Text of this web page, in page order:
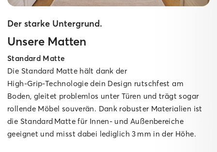
Der starke Untergrund.
Unsere Matten
Standard Matte
Die Standard Matte hält dank der
High‑Grip‑Technologie dein Design rutschfest am
Boden, gleitet problemlos unter Türen und trägt sogar
rollende Möbel souverän. Dank robuster Materialien ist
die Standard Matte für Innen‑ und Außenbereiche
geeignet und misst dabei lediglich 3 mm in der Höhe.